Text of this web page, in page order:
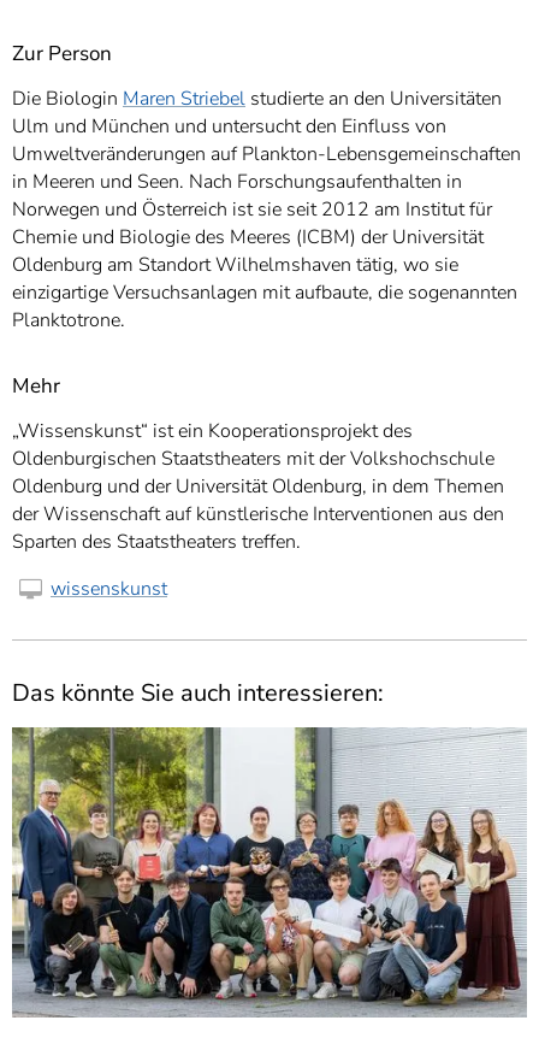
Zur Person
Die Biologin Maren Striebel studierte an den Universitäten
Ulm und München und untersucht den Einfluss von
Umweltveränderungen auf Plankton-Lebensgemeinschaften
in Meeren und Seen. Nach Forschungsaufenthalten in
Norwegen und Österreich ist sie seit 2012 am Institut für
Chemie und Biologie des Meeres (ICBM) der Universität
Oldenburg am Standort Wilhelmshaven tätig, wo sie
einzigartige Versuchsanlagen mit aufbaute, die sogenannten
Planktotrone.
Mehr
„Wissenskunst“ ist ein Kooperationsprojekt des
Oldenburgischen Staatstheaters mit der Volkshochschule
Oldenburg und der Universität Oldenburg, in dem Themen
der Wissenschaft auf künstlerische Interventionen aus den
Sparten des Staatstheaters treffen.
wissenskunst
Das könnte Sie auch interessieren: